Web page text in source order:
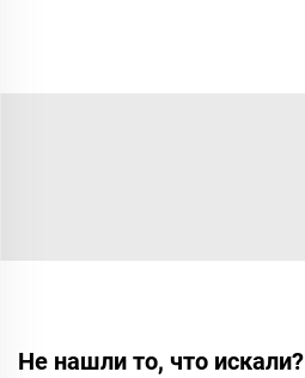
Не нашли то, что искали?